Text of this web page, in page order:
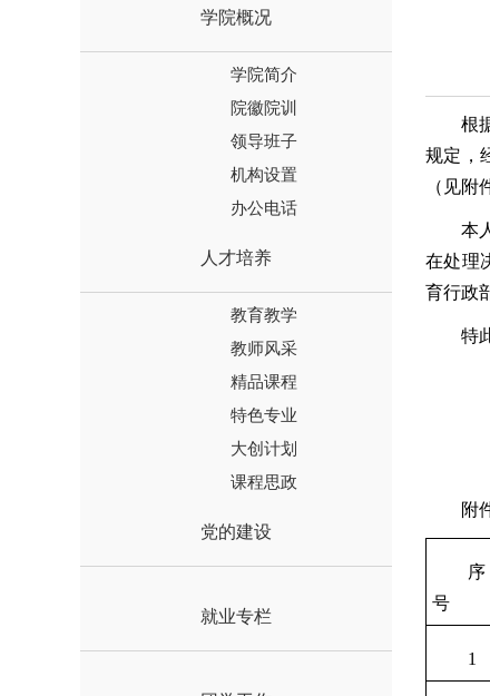
学院概况
学院简介
院徽院训
领导班子
机构设置
办公电话
人才培养
教育教学
教师风采
精品课程
特色专业
大创计划
课程思政
党的建设
就业专栏
根
规定，
（见附
本
在处理
育行政
特
附
序
号
1